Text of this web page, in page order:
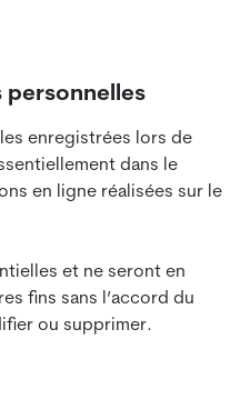
personnelles
enregistrées lors de
dans le
en ligne réalisées sur le
et ne seront en
fins sans l’accord du
ou supprimer.